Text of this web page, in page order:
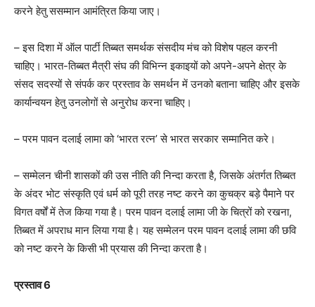
करने हेतु ससम्मान आमंत्रित किया जाए।
– इस दिशा में ऑल पार्टी तिब्बत समर्थक संसदीय मंच को विशेष पहल करनी
चाहिए। भारत-तिब्बत मैत्री संघ की विभिन्न इकाइयों को अपने-अपने क्षेत्र के
संसद सदस्यों से संपर्क कर प्रस्ताव के समर्थन में उनको बताना चाहिए और इसके
कार्यान्वयन हेतु उनलोगों से अनुरोध करना चाहिए।
– परम पावन दलाई लामा को ‘भारत रत्न’ से भारत सरकार सम्मानित करे।
– सम्मेलन चीनी शासकों की उस नीति की निन्दा करता है, जिसके अंतर्गत तिब्बत
के अंदर भोट संस्कृति एवं धर्म को पूरी तरह नष्ट करने का कुचक्र बड़े पैमाने पर
विगत वर्षों में तेज किया गया है। परम पावन दलाई लामा जी के चित्रों को रखना,
तिब्बत में अपराध मान लिया गया है। यह सम्मेलन परम पावन दलाई लामा की छवि
को नष्ट करने के किसी भी प्रयास की निन्दा करता है।
प्रस्ताव 6